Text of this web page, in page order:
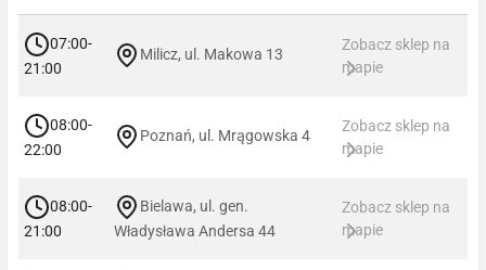
07:00-
21:00
Milicz, ul. Makowa 13
Zobacz sklep na
mapie
08:00-
22:00
Poznań, ul. Mrągowska 4
Zobacz sklep na
mapie
08:00-
21:00
Bielawa, ul. gen.
Władysława Andersa 44
Zobacz sklep na
mapie